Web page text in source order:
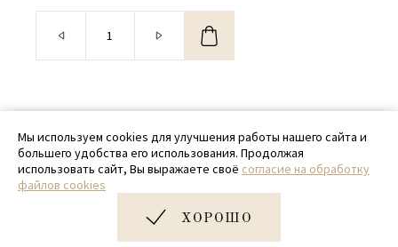
© 2020 - 2026 SamPack
+ 7 (918) 699-97-87
zakaz@sampack.store
Дизайн и разработка сайта
Мы используем cookies для улучшения работы нашего сайта и
большего удобства его использования. Продолжая
использовать сайт, Вы выражаете своё согласие на обработку
файлов cookies
ХОРОШО